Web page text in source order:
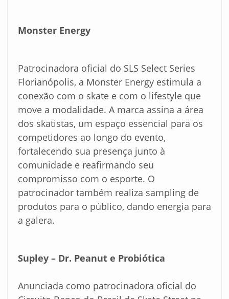
Monster Energy
Patrocinadora oficial do SLS Select Series
Florianópolis, a Monster Energy estimula a
conexão com o skate e com o lifestyle que
move a modalidade. A marca assina a área
dos skatistas, um espaço essencial para os
competidores ao longo do evento,
fortalecendo sua presença junto à
comunidade e reafirmando seu
compromisso com o esporte. O
patrocinador também realiza sampling de
produtos para o público, dando energia para
a galera.
Supley – Dr. Peanut e Probiótica
Anunciada como patrocinadora oficial do